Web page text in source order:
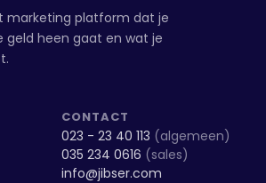
marketing platform dat je
geld heen gaat en wat je
CONTACT
023 - 23 40 113 (algemeen)
035 234 0616 (sales)
info@jibser.com